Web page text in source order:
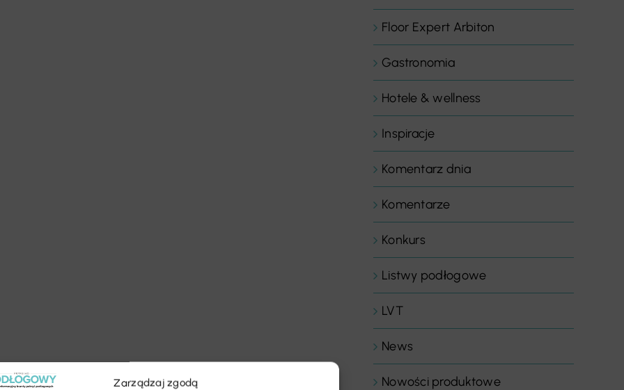
Zarządzaj zgodą
Floor Expert Arbiton
Gastronomia
Hotele & wellness
Inspiracje
Komentarz dnia
Komentarze
Konkurs
Listwy podłogowe
LVT
News
Nowości produktowe